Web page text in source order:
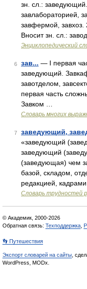
зн. сл.:
завлабораторией,
завфермой, завхоз.
Вносит зн. сл.:
Энциклопедический
6 зав... — I первая
заведующий.
завотделом,
первая часть
Завком …
Словарь многих
7 заведующий,
«заведующий
заведующий
(заведующая) чем
базой, складом,
редакцией, кадрами
Словарь трудностей
© Академик, 2000-2026
Обратная связь: Техподдержка
👣 Путешествия
Экспорт словарей на сайты ,
WordPress, MODx.